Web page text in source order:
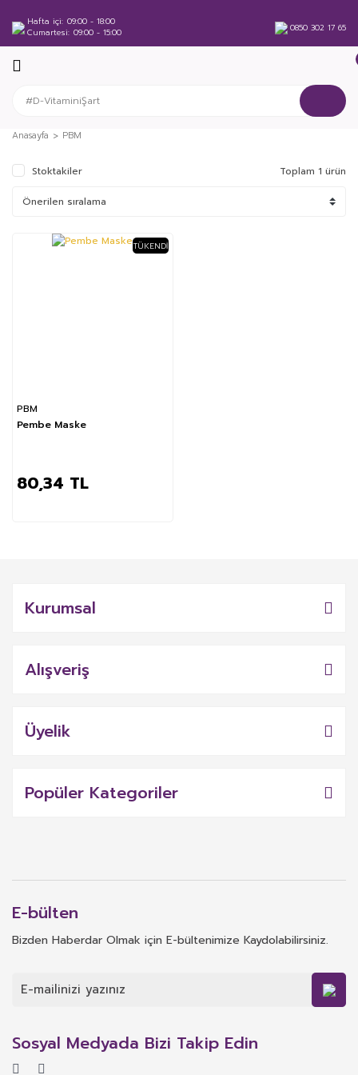
Hafta içi 09:00 - 18:00
Cumartesi 09:00 - 15:00 0850 302 17 65
Anasayfa PBM
Stoktakiler Toplam 1 ürün
TÜKENDI
PBM
Pembe Maske
80,34 TL
Kurumsal
Alışveriş
Üyelik
Popüler Kategoriler
E-bülten
Bizden Haberdar Olmak için E-bültenimize Kaydolabilirsiniz.
Sosyal Medyada Bizi Takip Edin